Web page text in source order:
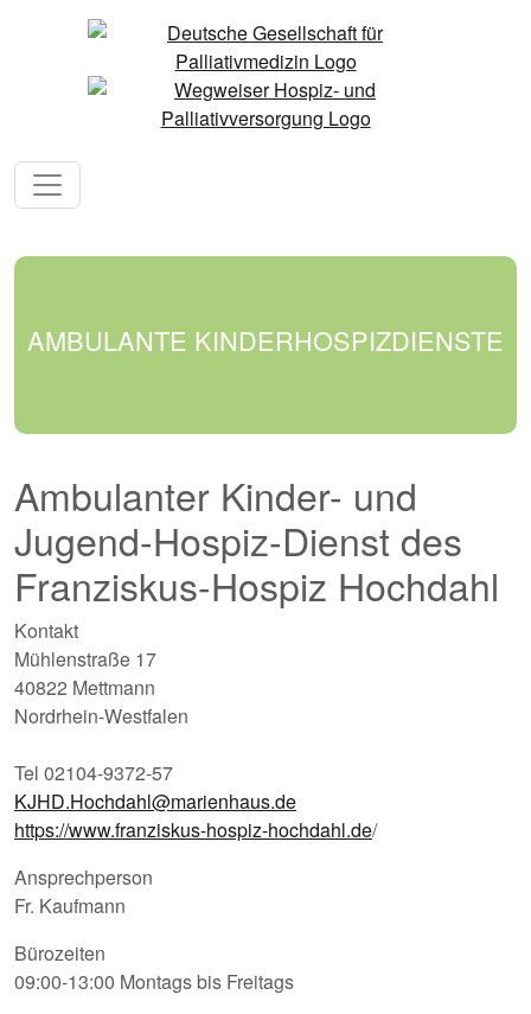
AMBULANTE KINDERHOSPIZDIENSTE
Ambulanter Kinder- und
Jugend-Hospiz-Dienst des
Franziskus-Hospiz Hochdahl
Kontakt
Mühlenstraße 17
40822 Mettmann
Nordrhein-Westfalen
Tel 02104-9372-57
KJHD.Hochdahl@marienhaus.de
https://www.franziskus-hospiz-hochdahl.de/
Ansprechperson
Fr. Kaufmann
Bürozeiten
09:00-13:00 Montags bis Freitags